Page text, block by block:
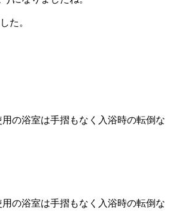
た。
の浴室は手摺もなく入浴時の転倒な
の浴室は手摺もなく入浴時の転倒な